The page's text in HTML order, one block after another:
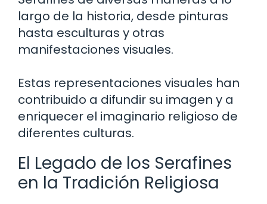
largo de la historia, desde pinturas
hasta esculturas y otras
manifestaciones visuales.
Estas representaciones visuales han
contribuido a difundir su imagen y a
enriquecer el imaginario religioso de
diferentes culturas.
El Legado de los Serafines
en la Tradición Religiosa